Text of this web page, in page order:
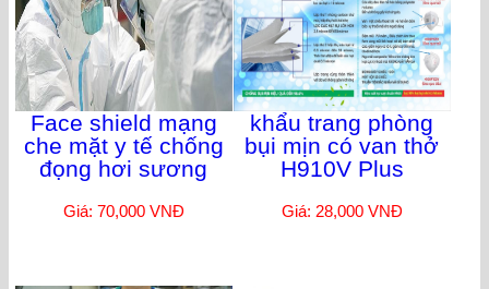
Face shield mạng
che mặt y tế chống
đọng hơi sương
Giá: 70,000 VNĐ
khẩu trang phòng
bụi mịn có van thở
H910V Plus
Giá: 28,000 VNĐ